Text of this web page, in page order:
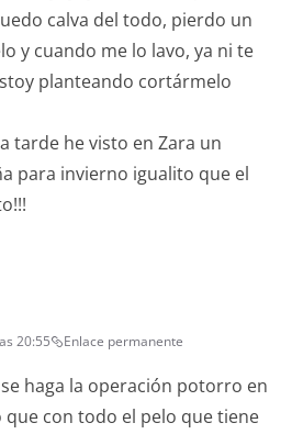
calva del todo, pierdo un
y cuando me lo lavo, ya ni te
planteando cortármelo
tarde he visto en Zara un
para invierno igualito que el
20:55 Enlace permanente
se haga la operación potorro en
que con todo el pelo que tiene